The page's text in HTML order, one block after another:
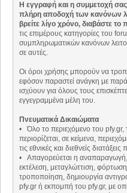
Η εγγραφή και η συμμετοχή
πλήρη αποδοχή των κανόνων
βρείτε λίγο χρόνο, διαβάστε
τις επιμέρους κατηγορίες του
συμπληρωματικών κανόνων
σε αυτές.
Οι όροι χρήσης μπορούν να
εφόσον παραστεί ανάγκη με
ισχύουν για όλους τους
εγγεγραμμένα μέλη του.
Πνευματικά Δικαιώματα
• Όλο το περιεχόμενο του pfy.gr,
περιορίζεται, σε κείμενα,
τις εθνικές και διεθνείς
• Απαγορεύεται η
εκτέλεση, μεταγλώττιση,
τροποποίηση, δημιουργία
pfy.gr ή εκπομπή του pfy.gr, με